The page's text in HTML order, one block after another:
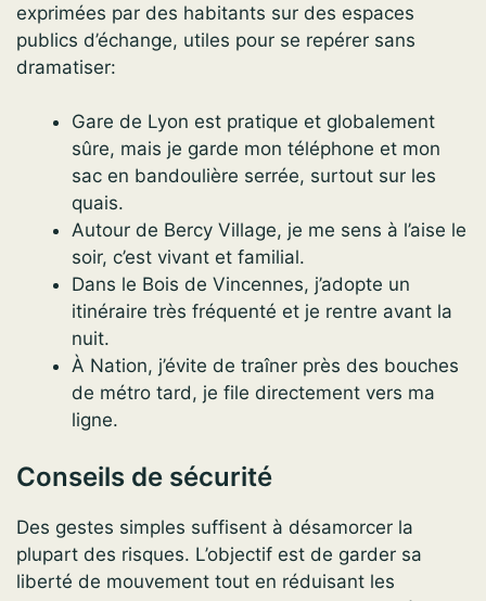
exprimées par des habitants sur des espaces
publics d’échange, utiles pour se repérer sans
dramatiser:
Gare de Lyon est pratique et globalement
sûre, mais je garde mon téléphone et mon
sac en bandoulière serrée, surtout sur les
quais.
Autour de Bercy Village, je me sens à l’aise le
soir, c’est vivant et familial.
Dans le Bois de Vincennes, j’adopte un
itinéraire très fréquenté et je rentre avant la
nuit.
À Nation, j’évite de traîner près des bouches
de métro tard, je file directement vers ma
ligne.
Conseils de sécurité
Des gestes simples suffisent à désamorcer la
plupart des risques. L’objectif est de garder sa
liberté de mouvement tout en réduisant les